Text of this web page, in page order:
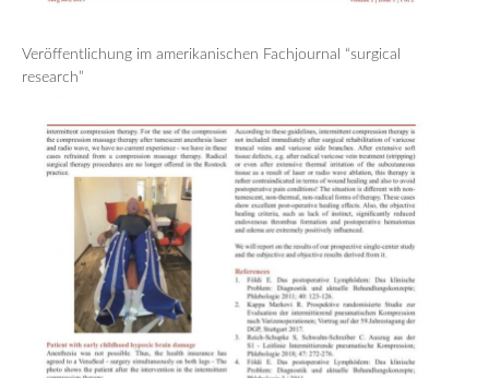
Veröffentlichung im amerikanischen Fachjournal “surgical
research”